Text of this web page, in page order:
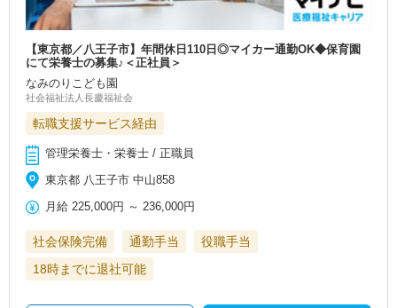
【東京都／八王子市】年間休日110日◎マイカー通勤OK◆保育園
にて栄養士の募集♪＜正社員＞
なみのりこども園
社会福祉法人長慶福祉会
転職支援サービス経由
管理栄養士・栄養士 / 正職員
東京都 八王子市 中山858
月給 225,000円 ～236,000円
社会保険完備 通勤手当
役職手当
18時までに退社可能